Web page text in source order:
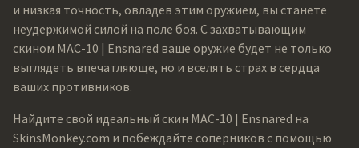
и низкая точность, овладев этим оружием, вы станете
неудержимой силой на поле боя. С захватывающим
скином MAC-10 | Ensnared ваше оружие будет не только
выглядеть впечатляюще, но и вселять страх в сердца
ваших противников.
Найдите свой идеальный скин MAC-10 | Ensnared на
SkinsMonkey.com и побеждайте соперников с помощью